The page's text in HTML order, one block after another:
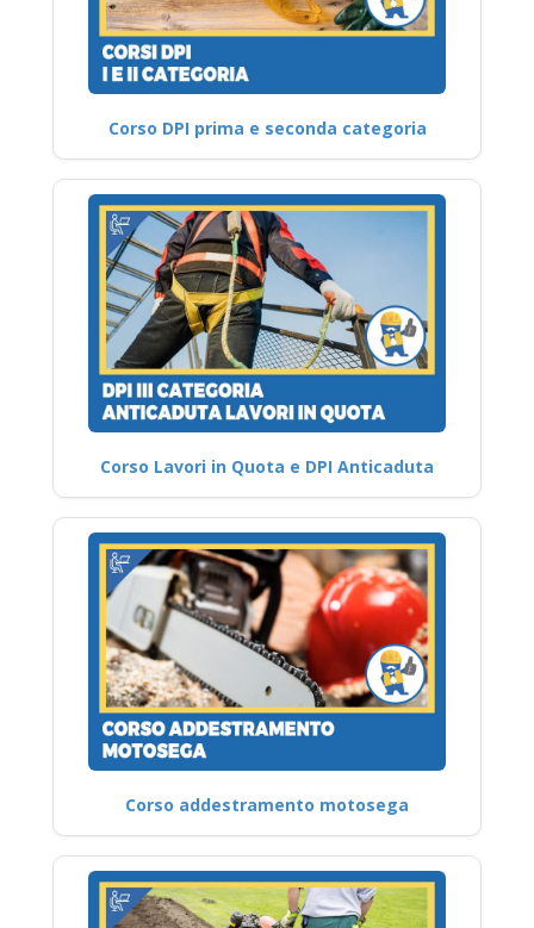
Corso DPI prima e seconda categoria
Corso Lavori in Quota e DPI Anticaduta
Corso addestramento motosega